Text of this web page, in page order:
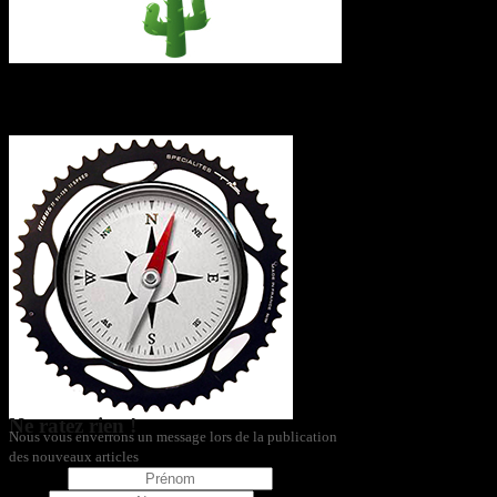
Ne ratez rien !
Nous vous enverrons un message lors de la publication
des nouveaux articles